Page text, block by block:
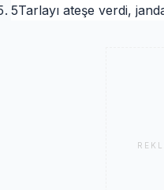
5Tarlayı ateşe verdi,